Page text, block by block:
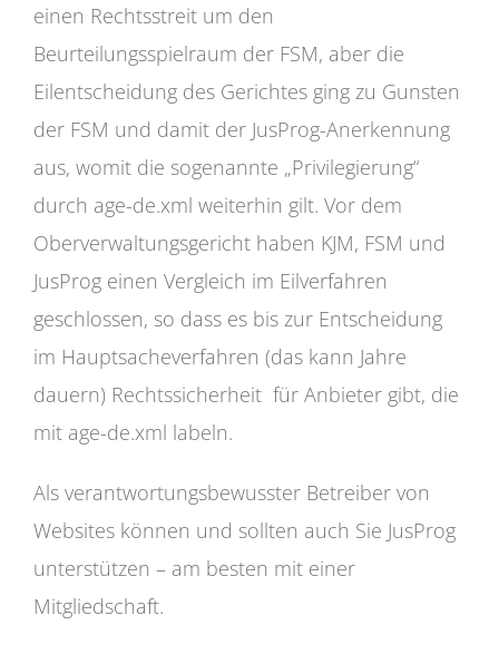
einen Rechtsstreit um den
Beurteilungsspielraum der FSM, aber die
Eilentscheidung des Gerichtes ging zu Gunsten
der FSM und damit der JusProg-Anerkennung
aus, womit die sogenannte „Privilegierung“
durch age-de.xml weiterhin gilt. Vor dem
Oberverwaltungsgericht haben KJM, FSM und
JusProg einen Vergleich im Eilverfahren
geschlossen, so dass es bis zur Entscheidung
im Hauptsacheverfahren (das kann Jahre
dauern) Rechtssicherheit für Anbieter gibt, die
mit age-de.xml labeln.
Als verantwortungsbewusster Betreiber von
Websites können und sollten auch Sie JusProg
unterstützen – am besten mit einer
Mitgliedschaft.